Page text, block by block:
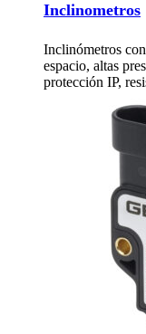
Inclinometros
Inclinómetros
espacio, altas
protección IP,